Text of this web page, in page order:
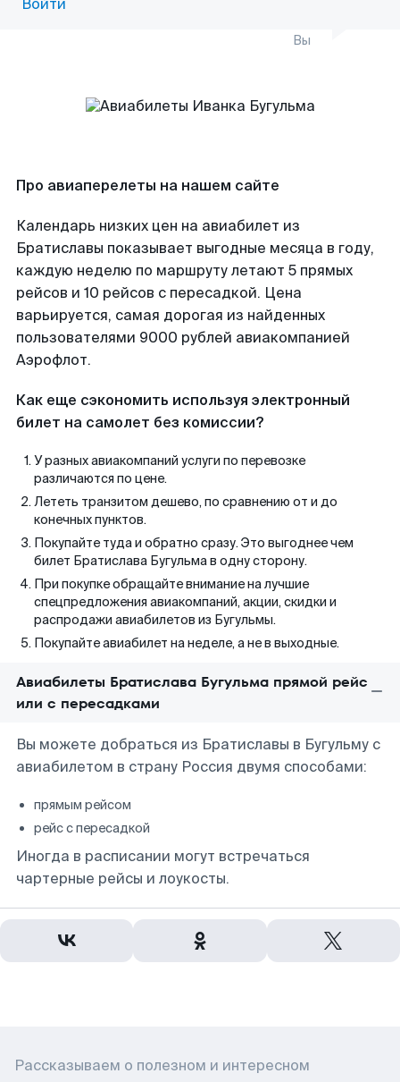
Войти
Вы
Про авиаперелеты на нашем сайте
Календарь низких цен на авиабилет из
Братиславы показывает выгодные месяца в году,
каждую неделю по маршруту летают 5 прямых
рейсов и 10 рейсов с пересадкой. Цена
варьируется, самая дорогая из найденных
пользователями 9000 рублей авиакомпанией
Аэрофлот.
Как еще сэкономить используя электронный
билет на самолет без комиссии?
У разных авиакомпаний услуги по перевозке
различаются по цене.
Лететь транзитом дешево, по сравнению от и до
конечных пунктов.
Покупайте туда и обратно сразу. Это выгоднее чем
билет Братислава Бугульма в одну сторону.
При покупке обращайте внимание на лучшие
спецпредложения авиакомпаний, акции, скидки и
распродажи авиабилетов из Бугульмы.
Покупайте авиабилет на неделе, а не в выходные.
Авиабилеты Братислава Бугульма прямой рейс
или с пересадками
Вы можете добраться из Братиславы в Бугульму с
авиабилетом в страну Россия двумя способами:
прямым рейсом
рейс с пересадкой
Иногда в расписании могут встречаться
чартерные рейсы и лоукосты.
Рассказываем о полезном и интересном